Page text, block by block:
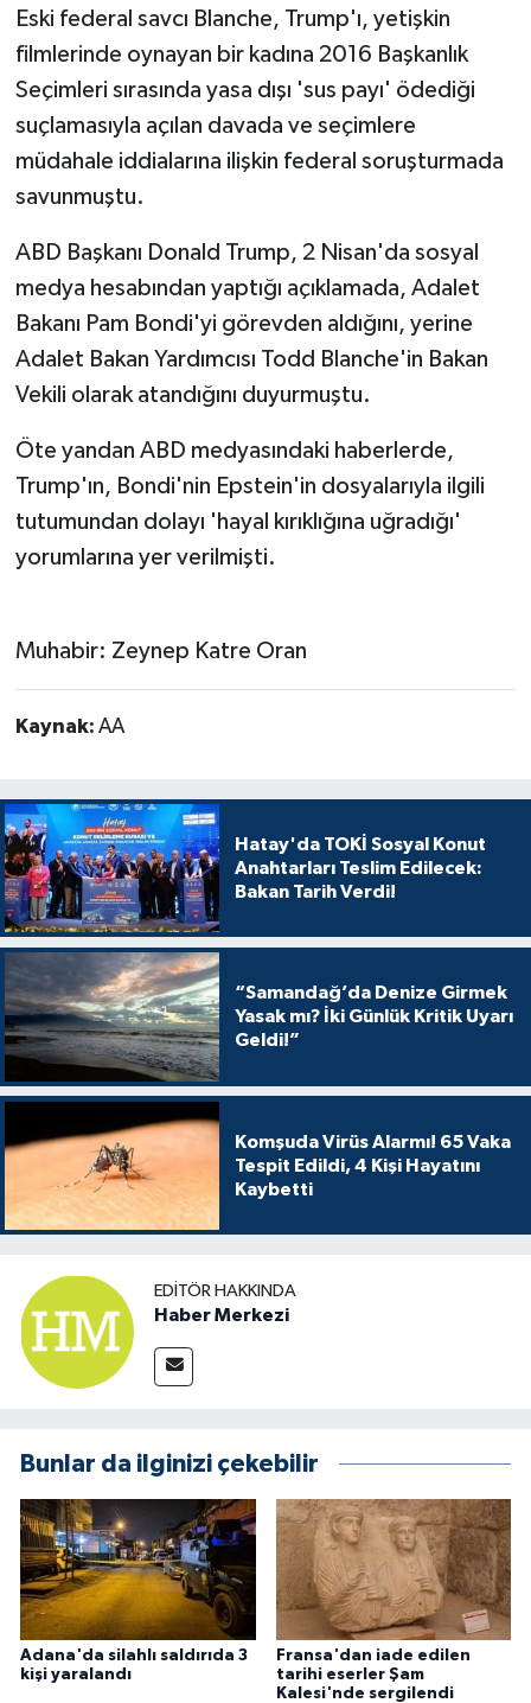
Eski federal savcı Blanche, Trump'ı, yetişkin
filmlerinde oynayan bir kadına 2016 Başkanlık
Seçimleri sırasında yasa dışı 'sus payı' ödediği
suçlamasıyla açılan davada ve seçimlere
müdahale iddialarına ilişkin federal soruşturmada
savunmuştu.
ABD Başkanı Donald Trump, 2 Nisan'da sosyal
medya hesabından yaptığı açıklamada, Adalet
Bakanı Pam Bondi'yi görevden aldığını, yerine
Adalet Bakan Yardımcısı Todd Blanche'in Bakan
Vekili olarak atandığını duyurmuştu.
Öte yandan ABD medyasındaki haberlerde,
Trump'ın, Bondi'nin Epstein'in dosyalarıyla ilgili
tutumundan dolayı 'hayal kırıklığına uğradığı'
yorumlarına yer verilmişti.
Muhabir: Zeynep Katre Oran
Kaynak: AA
Hatay'da TOKİ Sosyal Konut
Anahtarları Teslim Edilecek:
Bakan Tarih Verdi!
“Samandağ’da Denize Girmek
Yasak mı? İki Günlük Kritik Uyarı
Geldi!”
Komşuda Virüs Alarmı! 65 Vaka
Tespit Edildi, 4 Kişi Hayatını
Kaybetti
EDITÖR HAKKINDA
Haber Merkezi
Bunlar da ilginizi çekebilir
Adana'da silahlı saldırıda 3
kişi yaralandı
Fransa'dan iade edilen
tarihi eserler Şam
Kalesi'nde sergilendi